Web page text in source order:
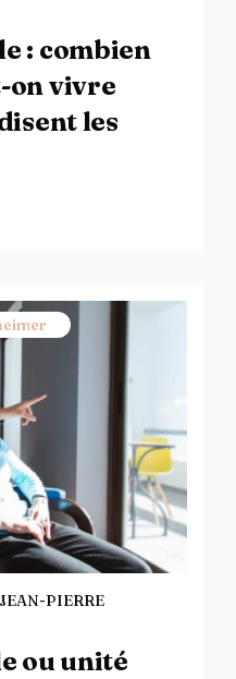
: combien
on vivre
les
JEAN-PIERRE
ou unité